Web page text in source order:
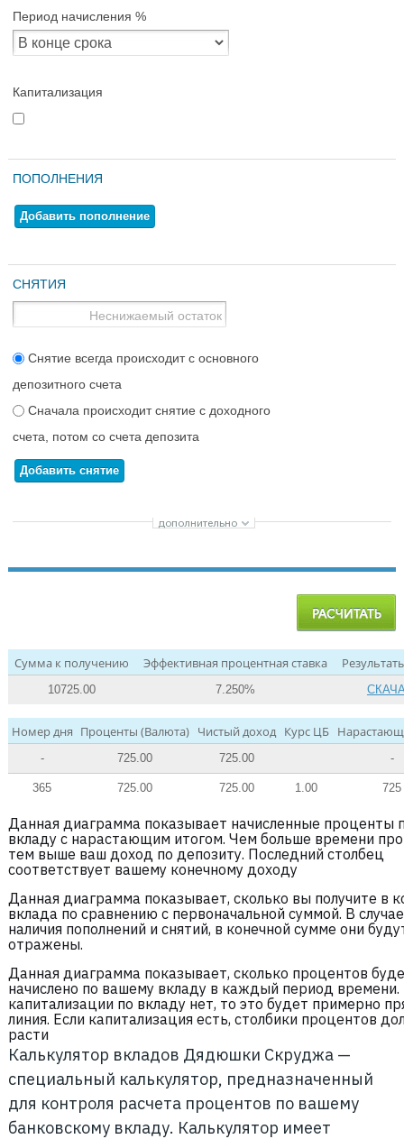
Период начисления %
Капитализация
ПОПОЛНЕНИЯ
Добавить пополнение
СНЯТИЯ
Снятие всегда происходит с основного
депозитного счета
Сначала происходит снятие с доходного
счета, потом со счета депозита
Добавить снятие
Сумма к получению Эффективная процентная ставка
10725.00 7.250%
Номер дня Проценты (Валюта) Чистый доход Курс ЦБ
- 725.00 725.00 -
365 725.00 725.00 1.00 725
Данная диаграмма показывает начисленные проценты
вкладу с нарастающим итогом. Чем больше времени
тем выше ваш доход по депозиту. Последний столбец
соответствует вашему конечному доходу
Данная диаграмма показывает, сколько вы получите в
вклада по сравнению с первоначальной суммой. В случае
наличия пополнений и снятий, в конечной сумме они
отражены.
Данная диаграмма показывает, сколько процентов
начислено по вашему вкладу в каждый период времени.
капитализации по вкладу нет, то это будет примерно
линия. Если капитализация есть, столбики процентов
расти
Калькулятор вкладов Дядюшки Скруджа —
специальный калькулятор, предназначенный
для контроля расчета процентов по вашему
банковскому вкладу. Калькулятор имеет